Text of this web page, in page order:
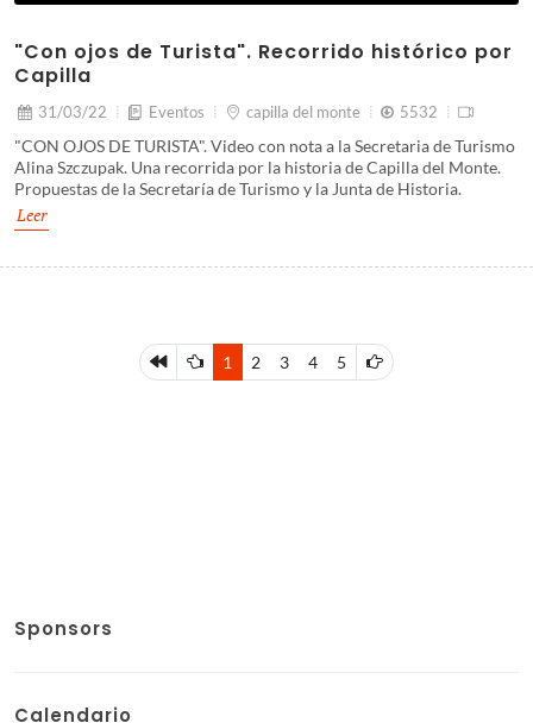
"Con ojos de Turista". Recorrido histórico por
Capilla
31/03/22 Eventos capilla del monte 5532
"CON OJOS DE TURISTA". Video con nota a la Secretaria de Turismo
Alina Szczupak. Una recorrida por la historia de Capilla del Monte.
Propuestas de la Secretaría de Turismo y la Junta de Historia.
Leer
1 2 3 4 5
Sponsors
Calendario